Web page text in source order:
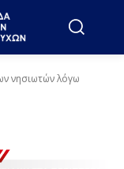
νησιωτών λόγω